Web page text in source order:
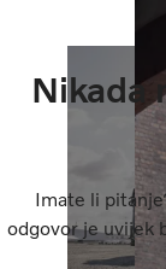
Nikada
Imate li
odgovor je uvijek